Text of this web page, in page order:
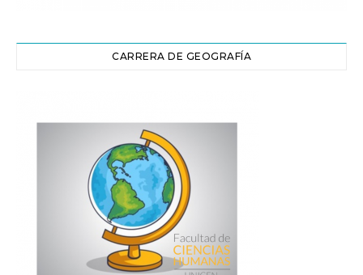
CARRERA DE GEOGRAFÍA